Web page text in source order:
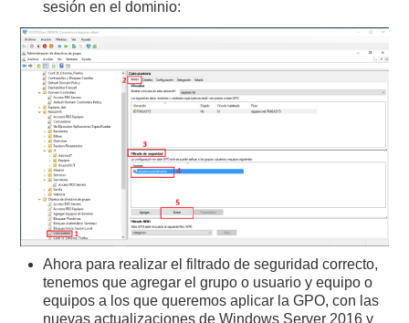
sesión en el dominio:
Ahora para realizar el filtrado de seguridad correcto,
tenemos que agregar el grupo o usuario y equipo o
equipos a los que queremos aplicar la GPO, con las
nuevas actualizaciones de Windows Server 2016 y